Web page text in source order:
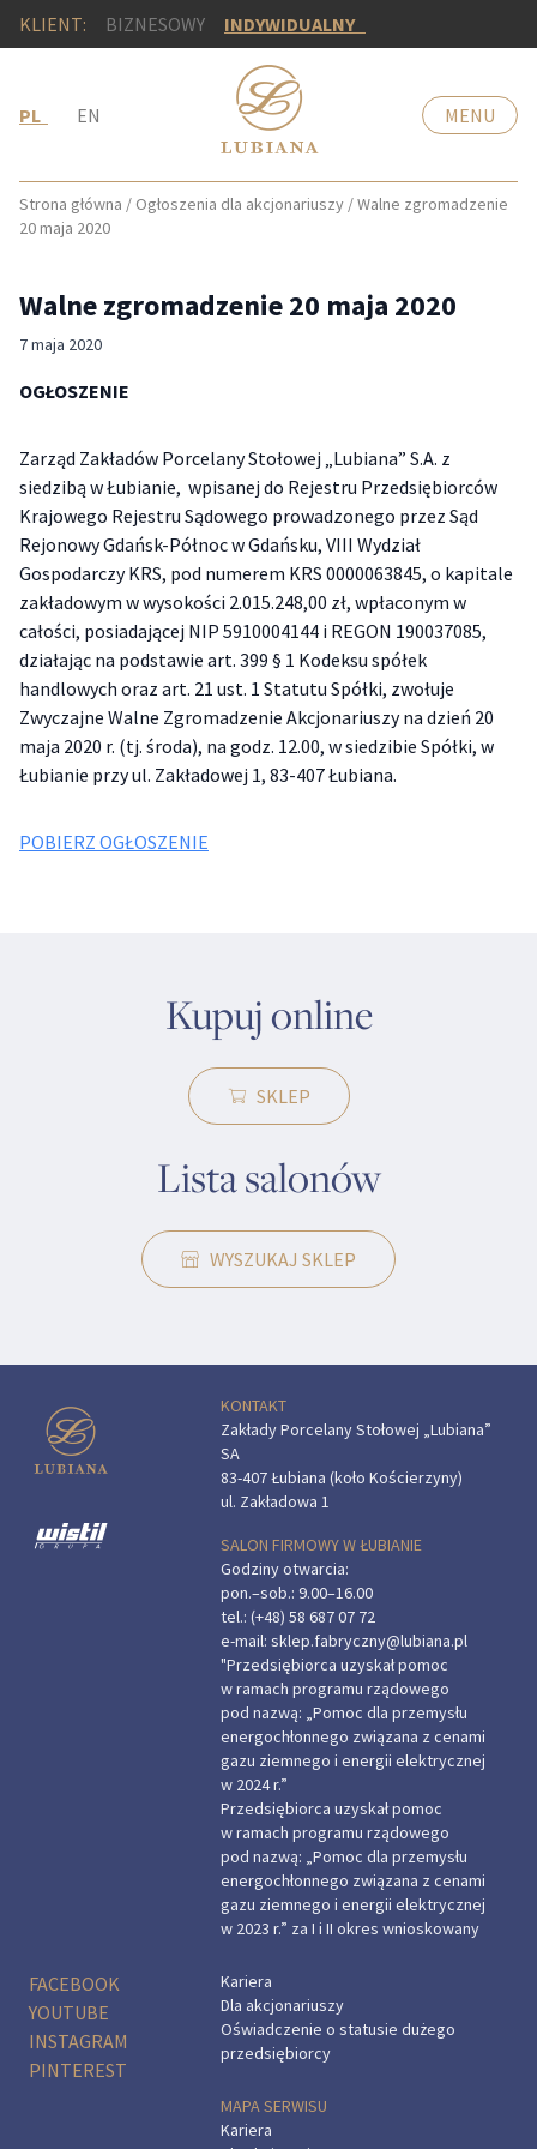
KLIENT: BIZNESOWY INDYWIDUALNY
PL EN MENU
Strona główna / Ogłoszenia dla akcjonariuszy /Walne zgromadzenie
20 maja 2020
Walne zgromadzenie 20 maja 2020
7 maja 2020
OGŁOSZENIE
Zarząd Zakładów Porcelany Stołowej „Lubiana” S.A. z
siedzibą w Łubianie, wpisanej do Rejestru Przedsiębiorców
Krajowego Rejestru Sądowego prowadzonego przez Sąd
Rejonowy Gdańsk-Północ w Gdańsku, VIII Wydział
Gospodarczy KRS, pod numerem KRS 0000063845, o kapitale
zakładowym w wysokości 2.015.248,00 zł, wpłaconym w
całości, posiadającej NIP 5910004144 i REGON 190037085,
działając na podstawie art. 399 § 1 Kodeksu spółek
handlowych oraz art. 21 ust. 1 Statutu Spółki, zwołuje
Zwyczajne Walne Zgromadzenie Akcjonariuszy na dzień 20
maja 2020 r. (tj. środa), na godz. 12.00, w siedzibie Spółki, w
Łubianie przy ul. Zakładowej 1, 83-407 Łubiana.
POBIERZ OGŁOSZENIE
Kupuj online
SKLEP
Lista salonów
WYSZUKAJ SKLEP
KONTAKT
Zakłady Porcelany Stołowej „Lubiana”
SA
83-407 Łubiana (koło Kościerzyny)
ul. Zakładowa 1
SALON FIRMOWY W ŁUBIANIE
Godziny otwarcia:
pon.–sob.: 9.00–16.00
tel.: (+48) 58 687 07 72
e-mail: sklep.fabryczny@lubiana.pl
"Przedsiębiorca uzyskał pomoc
w ramach programu rządowego
pod nazwą: „Pomoc dla przemysłu
energochłonnego związana z cenami
gazu ziemnego i energii elektrycznej
w 2024 r.”
Przedsiębiorca uzyskał pomoc
w ramach programu rządowego
pod nazwą: „Pomoc dla przemysłu
energochłonnego związana z cenami
gazu ziemnego i energii elektrycznej
w 2023 r.” za I i II okres wnioskowany
FACEBOOK
YOUTUBE
INSTAGRAM
PINTEREST
Kariera
Dla akcjonariuszy
Oświadczenie o statusie dużego
przedsiębiorcy
MAPA SERWISU
Kariera